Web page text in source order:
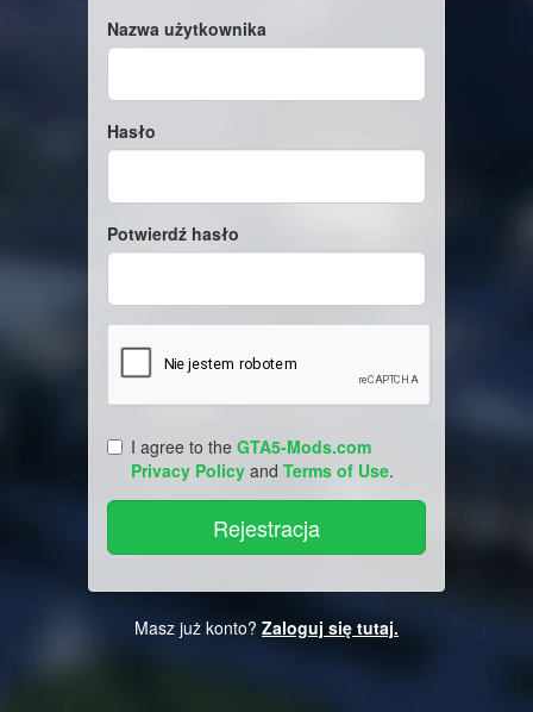
Nazwa użytkownika
Hasło
Potwierdź hasło
I agree to the GTA5-Mods.com
Privacy Policy and Terms of Use.
Masz już konto? Zaloguj się tutaj.